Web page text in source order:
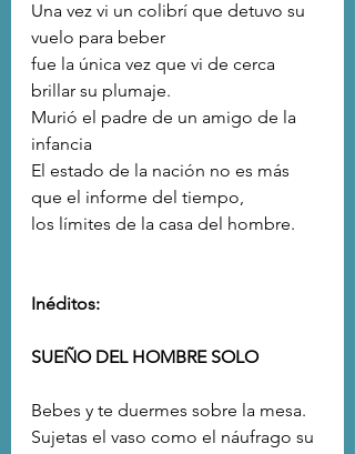
Una vez vi un colibrí que detuvo su
vuelo para beber
fue la única vez que vi de cerca
brillar su plumaje.
Murió el padre de un amigo de la
infancia
El estado de la nación no es más
que el informe del tiempo,
los límites de la casa del hombre.
Inéditos:
SUEÑO DEL HOMBRE SOLO
Bebes y te duermes sobre la mesa.
Sujetas el vaso como el náufrago su